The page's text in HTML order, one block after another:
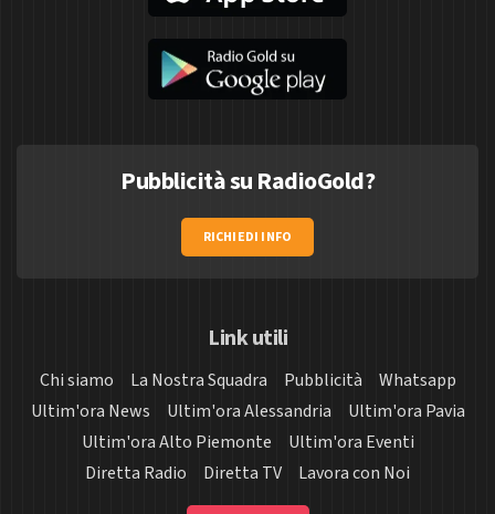
Pubblicità su RadioGold?
RICHIEDI INFO
Link utili
Chi siamo La Nostra Squadra Pubblicità
Whatsapp
Ultim'ora News
Ultim'ora Alessandria
Ultim'ora Pavia
Ultim'ora Alto Piemonte
Ultim'ora Eventi
Diretta Radio
Diretta TV Lavora con Noi